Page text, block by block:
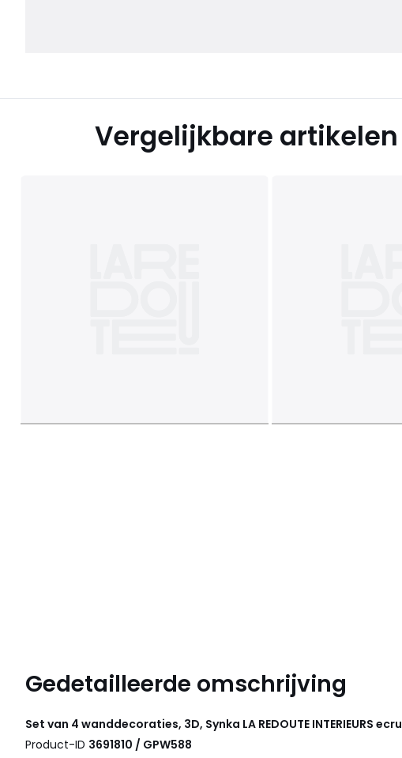
Vergelijkbare artikelen
Gedetailleerde omschrijving
Set van 4 wanddecoraties, 3D, Synka LA REDOUTE INTERIEURS ecru
Product-ID 3691810 / GPW588